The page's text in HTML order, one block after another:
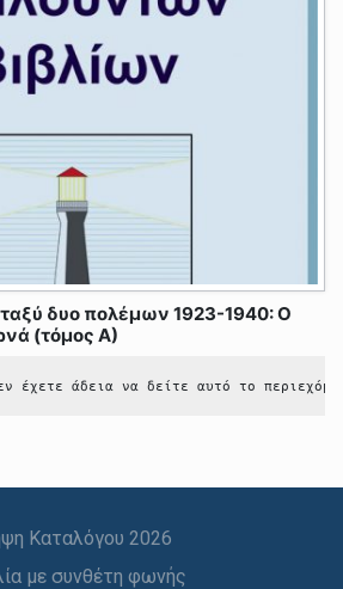
δυο πολέμων 1923-1940: Ο
(τόμος Α)
έχετε άδεια να δείτε αυτό το
Καταλόγου 2026
με συνθέτη φωνής